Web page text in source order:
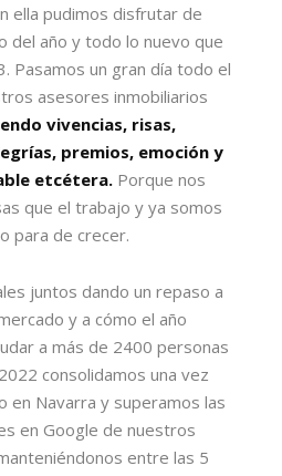
ella pudimos disfrutar de
del año y todo lo nuevo que
Pasamos un gran día todo el
asesores inmobiliarios
vivencias, risas,
premios, emoción y
etcétera. Porque nos
que el trabajo y ya somos
para de crecer.
juntos dando un repaso a
y a cómo el año
a más de 2400 personas
consolidamos una vez
en Navarra y superamos las
en Google de nuestros
entre las 5